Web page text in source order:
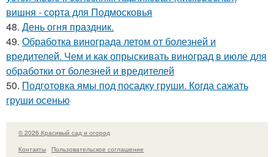
вишня - сорта для Подмосковья
48. День огня праздник.
49. Обработка винограда летом от болезней и
вредителей. Чем и как опрыскивать виноград в июле для
обработки от болезней и вредителей
50. Подготовка ямы под посадку груши. Когда сажать
груши осенью
© 2026 Красивый сад и огород
Контакты
Пользовательское соглашение